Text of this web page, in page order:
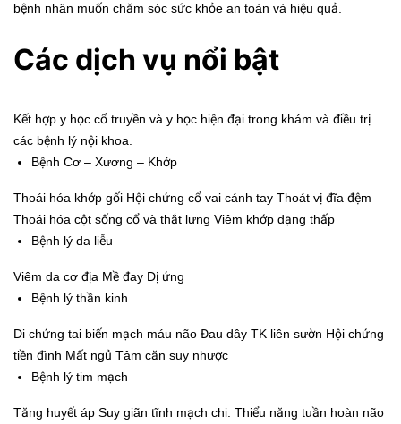
bệnh nhân muốn chăm sóc sức khỏe an toàn và hiệu quả.
Các dịch vụ nổi bật
Kết hợp y học cổ truyền và y học hiện đại trong khám và điều trị
các bệnh lý nội khoa.
Bệnh Cơ – Xương – Khớp
Thoái hóa khớp gối Hội chứng cổ vai cánh tay Thoát vị đĩa đệm
Thoái hóa cột sống cổ và thắt lưng Viêm khớp dạng thấp
Bệnh lý da liễu
Viêm da cơ địa Mề đay Dị ứng
Bệnh lý thần kinh
Di chứng tai biến mạch máu não Đau dây TK liên sườn Hội chứng
tiền đình Mất ngủ Tâm căn suy nhược
Bệnh lý tim mạch
Tăng huyết áp Suy giãn tĩnh mạch chi. Thiểu năng tuần hoàn não